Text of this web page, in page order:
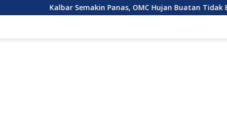
Semakin Panas, OMC Hujan Buatan Tidak Bisa Dilakukan